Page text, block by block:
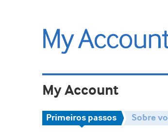
My Account
Primeiros passos Sobre